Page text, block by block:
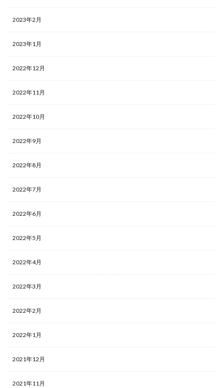
2023年2月
2023年1月
2022年12月
2022年11月
2022年10月
2022年9月
2022年8月
2022年7月
2022年6月
2022年5月
2022年4月
2022年3月
2022年2月
2022年1月
2021年12月
2021年11月